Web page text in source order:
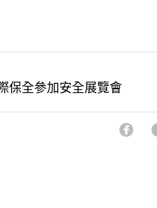
保全參加安全展覽會